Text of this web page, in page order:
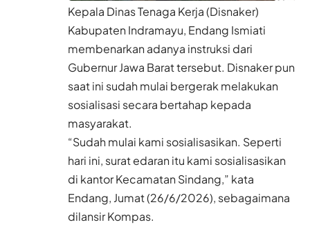
Kepala Dinas Tenaga Kerja (Disnaker)
Kabupaten Indramayu, Endang Ismiati
membenarkan adanya instruksi dari
Gubernur Jawa Barat tersebut. Disnaker pun
saat ini sudah mulai bergerak melakukan
sosialisasi secara bertahap kepada
masyarakat.
“Sudah mulai kami sosialisasikan. Seperti
hari ini, surat edaran itu kami sosialisasikan
di kantor Kecamatan Sindang,” kata
Endang, Jumat (26/6/2026), sebagaimana
dilansir Kompas.